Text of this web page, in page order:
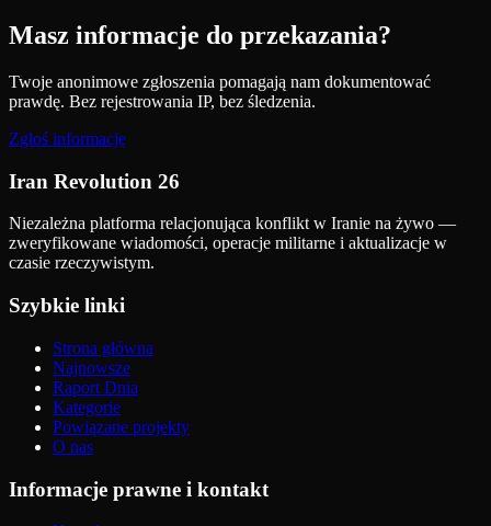
Masz informacje do przekazania?
Twoje anonimowe zgłoszenia pomagają nam dokumentować
prawdę. Bez rejestrowania IP, bez śledzenia.
Zgłoś informację
Iran Revolution 26
Niezależna platforma relacjonująca konflikt w Iranie na żywo —
zweryfikowane wiadomości, operacje militarne i aktualizacje w
czasie rzeczywistym.
Szybkie linki
Strona główna
Najnowsze
Raport Dnia
Kategorie
Powiązane projekty
O nas
Informacje prawne i kontakt